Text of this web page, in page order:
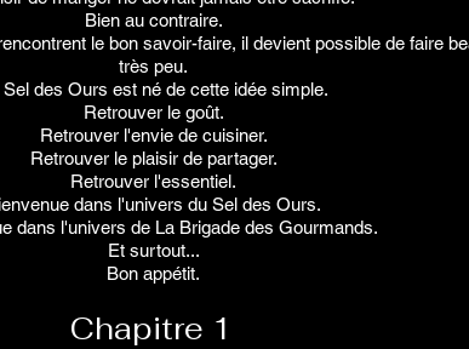
Bien au contraire.
le bon savoir-faire, il devient possible de faire
très peu.
Sel des Ours est né de cette idée simple.
Retrouver le goût.
Retrouver l'envie de cuisiner.
Retrouver le plaisir de partager.
Retrouver l'essentiel.
dans l'univers du Sel des Ours.
dans l'univers de La Brigade des Gourmands.
Et surtout...
Bon appétit.
Chapitre 1